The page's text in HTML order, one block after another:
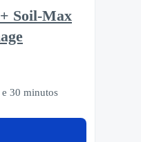
Soil-Max
30 minutos